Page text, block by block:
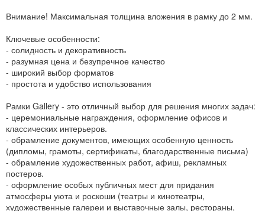
Внимание! Максимальная толщина вложения в рамку до 2 мм.
Ключевые особенности:
- солидность и декоративность
- разумная цена и безупречное качество
- широкий выбор форматов
- простота и удобство использования
Рамки Gallery - это отличный выбор для решения многих задач:
- церемониальные награждения, оформление офисов и
классических интерьеров.
- обрамление документов, имеющих особенную ценность
(дипломы, грамоты, сертификаты, благодарственные письма)
- обрамление художественных работ, афиш, рекламных
постеров.
- оформление особых публичных мест для придания
атмосферы уюта и роскоши (театры и кинотеатры,
художественные галереи и выставочные залы, рестораны,